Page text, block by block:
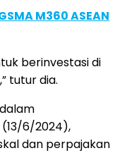
M360 ASEAN
berinvestasi di
tutur dia.
6/2024),
dan perpajakan